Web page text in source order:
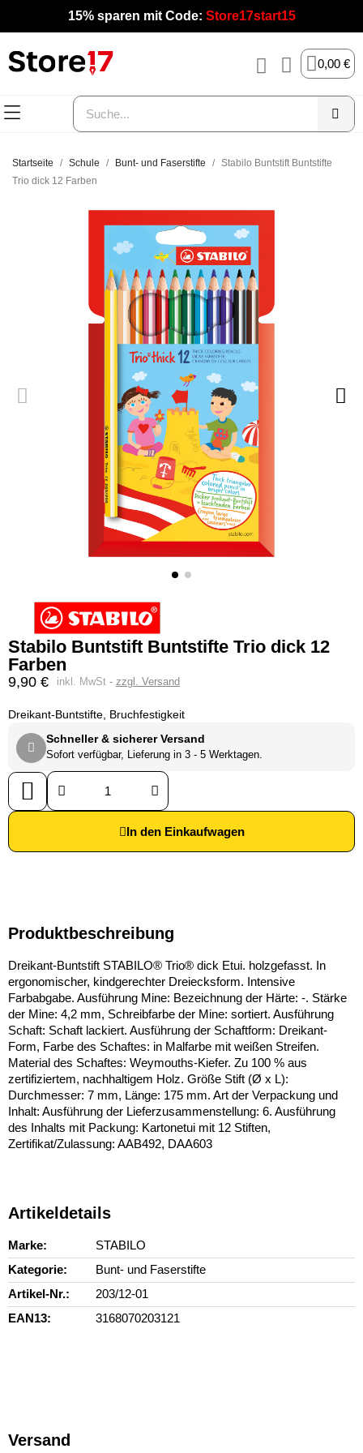
15% sparen mit Code: Store17start15
0,00 €
Startseite Schule Bunt- und Faserstifte
Stabilo Buntstift Buntstifte
Trio dick 12 Farben
Stabilo Buntstift Buntstifte Trio dick 12
Farben
9,90 € inkl. MwSt zzgl. Versand
Dreikant-Buntstifte, Bruchfestigkeit
Schneller & sicherer Versand
Sofort verfügbar, Lieferung in 3 - 5 Werktagen.
In den Einkaufwagen
Produktbeschreibung
Dreikant-Buntstift STABILO® Trio® dick Etui. holzgefasst. In
ergonomischer, kindgerechter Dreiecksform. Intensive
Farbabgabe. Ausführung Mine: Bezeichnung der Härte: -. Stärke
der Mine: 4,2 mm, Schreibfarbe der Mine: sortiert. Ausführung
Schaft: Schaft lackiert. Ausführung der Schaftform: Dreikant-
Form, Farbe des Schaftes: in Malfarbe mit weißen Streifen.
Material des Schaftes: Weymouths-Kiefer. Zu 100 % aus
zertifiziertem, nachhaltigem Holz. Größe Stift (Ø x L):
Durchmesser: 7 mm, Länge: 175 mm. Art der Verpackung und
Inhalt: Ausführung der Lieferzusammenstellung: 6. Ausführung
des Inhalts mit Packung: Kartonetui mit 12 Stiften,
Zertifikat/Zulassung: AAB492, DAA603
Artikeldetails
Marke
STABILO
Kategorie
Bunt- und Faserstifte
Artikel-Nr.
203/12-01
EAN13
3168070203121
Versand